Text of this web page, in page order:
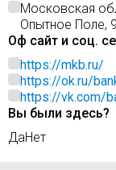
Московская
Опытное Поле, 9
Оф сайт и соц.
https://mkb.ru/
https://ok.ru/
https://vk.com/
Вы были здесь?
ДаНет